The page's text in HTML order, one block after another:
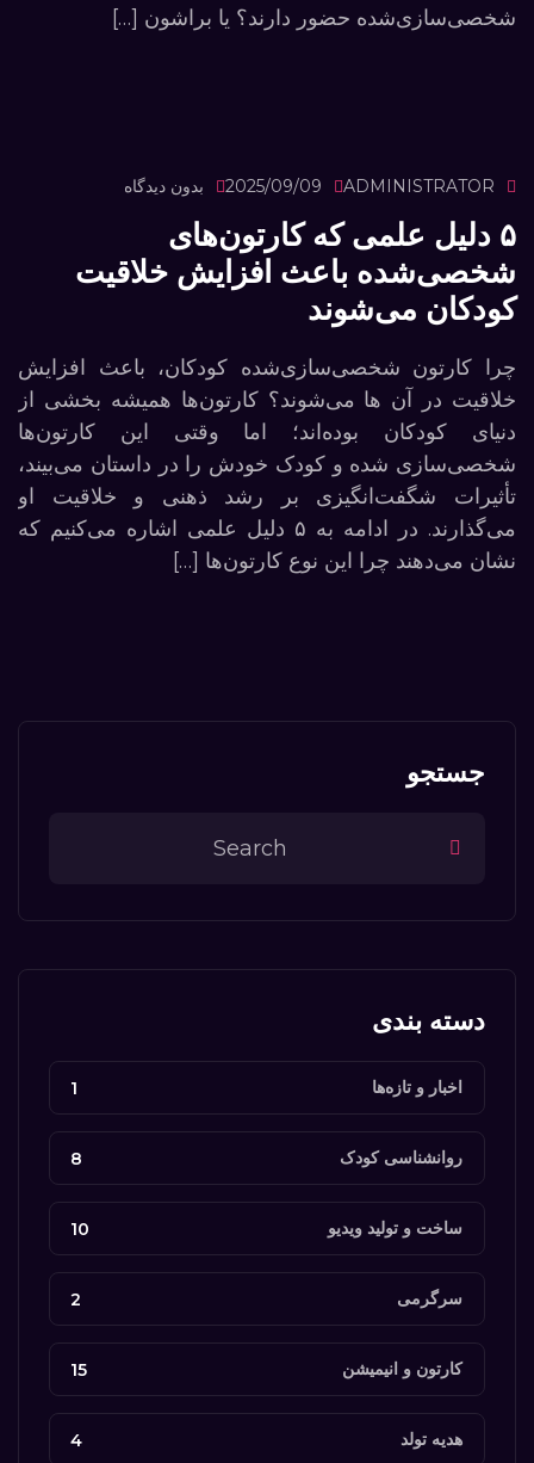
شخصی‌سازی‌شده حضور دارند؟ یا براشون […]
ADMINISTRATOR
2025/09/09 بدون دیدگاه
۵ دلیل علمی که کارتون‌های
شخصی‌شده باعث افزایش خلاقیت
کودکان می‌شوند
چرا کارتون شخصی‌سازی‌شده کودکان، باعث افزایش
خلاقیت در آن ها می‌شوند؟ کارتون‌ها همیشه بخشی از
دنیای کودکان بوده‌اند؛ اما وقتی این کارتون‌ها
شخصی‌سازی شده و کودک خودش را در داستان می‌بیند،
تأثیرات شگفت‌انگیزی بر رشد ذهنی و خلاقیت او
می‌گذارند. در ادامه به ۵ دلیل علمی اشاره می‌کنیم که
نشان می‌دهند چرا این نوع کارتون‌ها […]
جستجو
دسته بندی
اخبار و تازه‌ها 1
روانشناسی کودک 8
ساخت و تولید ویدیو 10
سرگرمی 2
کارتون‌ و انیمیشن‌ 15
هدیه تولد 4